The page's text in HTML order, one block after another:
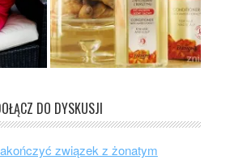
DO DYSKUSJI
związek z żonatym